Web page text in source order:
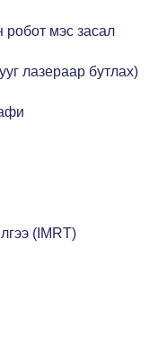
робот мэс засал
лазераар бутлах)
(IMRT)